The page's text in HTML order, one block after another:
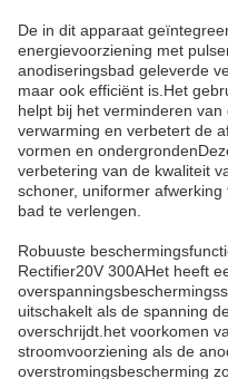
De in dit apparaat
energievoorziening met
anodiseringsbad geleverde
maar ook efficiënt is.Het
helpt bij het verminderen
verwarming en verbetert de
vormen en
verbetering van de kwaliteit
schoner, uniformer
bad te verlengen.
Robuuste
Rectifier20V 300AHet heeft
uitschakelt als de spanning
overschrijdt.het voorkomen
stroomvoorziening als de
overstromingsbescherming